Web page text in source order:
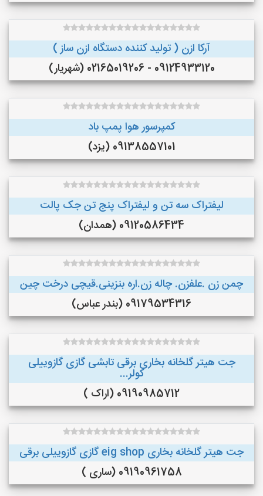
آرکا ازن ( تولید کننده دستگاه ازن ساز )
09124933120 - 02165019206 (شهریار)
کمپرسور هوا پمپ باد
09138557101 (یزد)
لیفتراک سه تن و لیفتراک پنج تن جک پالت
09120586434 (همدان)
چمن زن .علفزن. چاله زن.اره بنزینی.قیچی درخت چین
09179534316 (بندر عباس)
جت هیتر گلخانه بخاری برقی تابشی گازی گازوییلی
کولر...
09190985712 (اراک )
جت هیتر گلخانه بخاری eig shop گازی گازوییلی برقی
09190961758 (ساری )